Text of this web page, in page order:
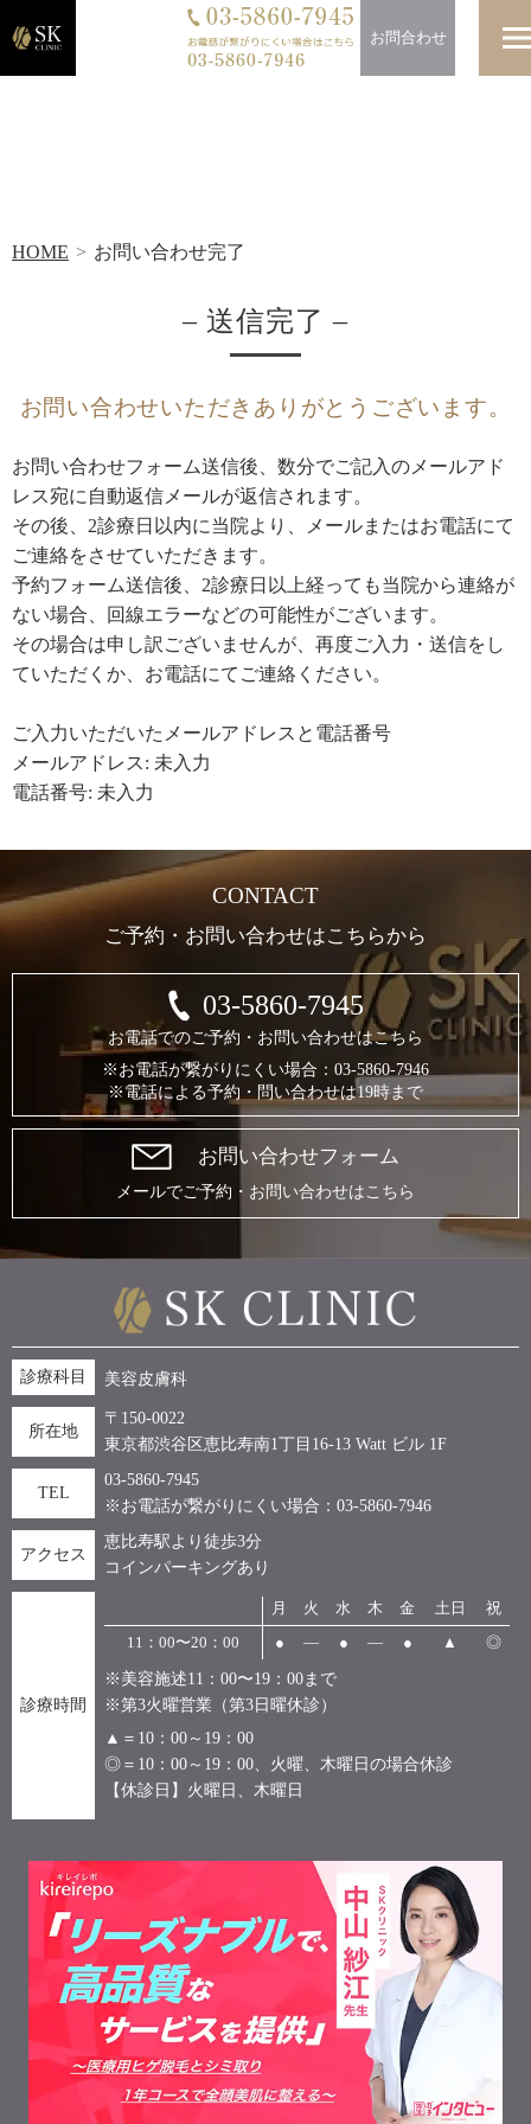
お問合わせ
HOME お問い合わせ完了
– 送信完了 –
お問い合わせいただきありがとうございます。
お問い合わせフォーム送信後、数分でご記入のメールアド
レス宛に自動返信メールが返信されます。
その後、2診療日以内に当院より、メールまたはお電話にて
ご連絡をさせていただきます。
予約フォーム送信後、2診療日以上経っても当院から連絡が
ない場合、回線エラーなどの可能性がございます。
その場合は申し訳ございませんが、再度ご入力・送信をし
ていただくか、お電話にてご連絡ください。
ご入力いただいたメールアドレスと電話番号
メールアドレス: 未入力
電話番号: 未入力
CONTACT
ご予約・お問い合わせはこちらから
03-5860-7945
お電話でのご予約・お問い合わせはこちら
※お電話が繋がりにくい場合：03-5860-7946
※電話による予約・問い合わせは19時まで
お問い合わせフォーム
メールでご予約・お問い合わせはこちら
診療科目 美容皮膚科
所在地
〒150-0022
東京都渋谷区恵比寿南1丁目16-13 Watt ビル 1F
TEL
03-5860-7945
※お電話が繋がりにくい場合：03-5860-7946
アクセス
恵比寿駅より徒歩3分
コインパーキングあり
診療時間
月 火 水 木 金 土日
祝
11：00〜20：00
● ― ● ― ● ▲ ◎
※美容施述11：00〜19：00まで
※第3火曜営業（第3日曜休診）
▲＝10：00～19：00
◎＝10：00～19：00、火曜、木曜日の場合休診
【休診日】火曜日、木曜日